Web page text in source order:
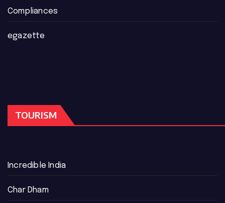
Compliances
egazette
TOURISM
Incredible India
Char Dham